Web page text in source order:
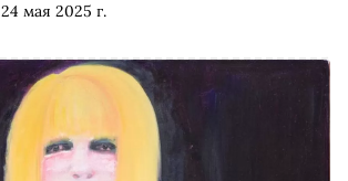
24 мая 2025 г.